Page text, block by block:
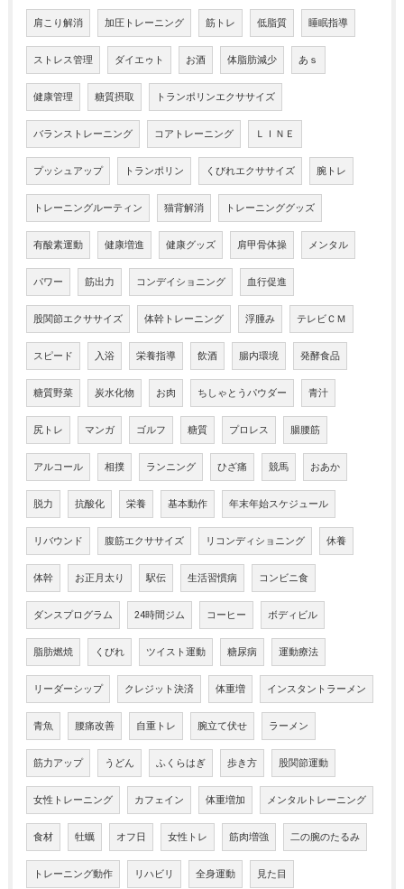
肩こり解消 加圧トレーニング 筋トレ 低脂質 睡眠指導
ストレス管理 ダイエゥト お酒 体脂肪減少 あｓ
健康管理 糖質摂取 トランポリンエクササイズ
バランストレーニング コアトレーニング ＬＩＮＥ
プッシュアップ トランポリン くびれエクササイズ 腕トレ
トレーニングルーティン 猫背解消 トレーニンググッズ
有酸素運動 健康増進 健康グッズ 肩甲骨体操 メンタル
パワー 筋出力 コンデイショニング 血行促進
股関節エクササイズ 体幹トレーニング 浮腫み テレビＣＭ
スピード 入浴 栄養指導 飲酒 腸内環境 発酵食品
糖質野菜 炭水化物 お肉 ちしゃとうパウダー 青汁
尻トレ マンガ ゴルフ 糖質 プロレス 腸腰筋
アルコール 相撲 ランニング ひざ痛 競馬 おあか
脱力 抗酸化 栄養 基本動作 年末年始スケジュール
リバウンド 腹筋エクササイズ リコンディショニング 休養
体幹 お正月太り 駅伝 生活習慣病 コンビニ食
ダンスプログラム 24時間ジム コーヒー ボディビル
脂肪燃焼 くびれ ツイスト運動 糖尿病 運動療法
リーダーシップ クレジット決済 体重増 インスタントラーメン
青魚 腰痛改善 自重トレ 腕立て伏せ ラーメン
筋力アップ うどん ふくらはぎ 歩き方 股関節運動
女性トレーニング カフェイン 体重増加 メンタルトレーニング
食材 牡蠣 オフ日 女性トレ 筋肉増強 二の腕のたるみ
トレーニング動作 リハビリ 全身運動 見た目